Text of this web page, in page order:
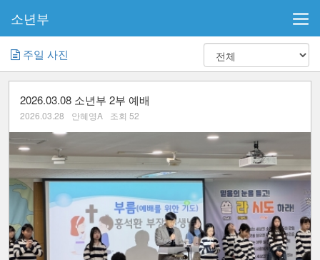
소년부
주일 사진
2026.03.08 소년부 2부 예배
2026.03.28 안혜영A 조회 52